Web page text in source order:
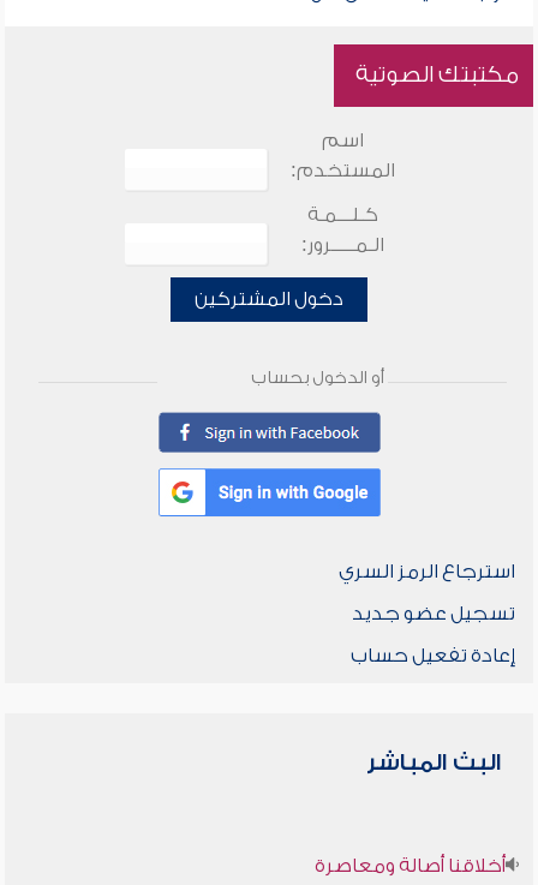
مكتبتك الصوتية
اسم
المستخدم:
كـلـــمـة
الـمـــــرور:
دخول المشتركين
أو الدخول بحساب
استرجاع الرمز السري
تسجيل عضو جديد
إعادة تفعيل حساب
البث المباشر
أخلاقنا أصالة ومعاصرة